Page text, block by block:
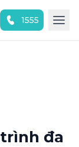
1555
đa